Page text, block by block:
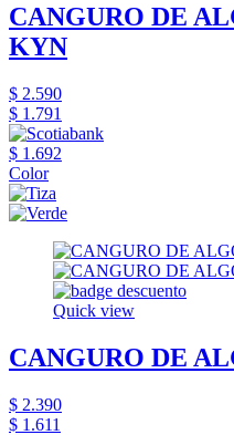
CANGURO DE
KYN
$ 2.590
$ 1.791
$ 1.692
Color
Quick view
CANGURO DE
$ 2.390
$ 1.611